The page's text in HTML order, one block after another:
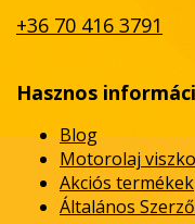
+36 70 416 3791
Hasznos
Blog
Motorolaj
Akciós termékek
Általános